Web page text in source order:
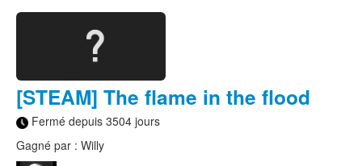
[STEAM] The flame in the flood
Fermé depuis 3504 jours
Gagné par : Willy